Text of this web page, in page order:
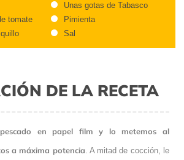
tomate
Unas gotas de Tabasco
Pimienta
Sal
DE LA RECETA
pescado en papel film y lo metemos al
a máxima potencia . A mitad de cocción, le